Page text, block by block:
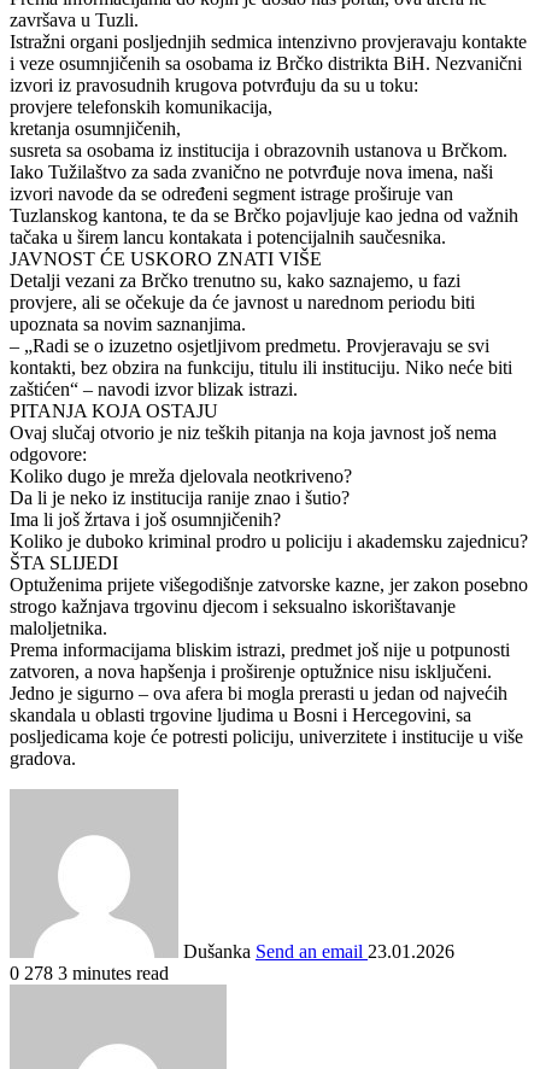
završava u Tuzli.
Istražni organi posljednjih sedmica intenzivno provjeravaju kontakte
i veze osumnjičenih sa osobama iz Brčko distrikta BiH. Nezvanični
izvori iz pravosudnih krugova potvrđuju da su u toku:
provjere telefonskih komunikacija,
kretanja osumnjičenih,
susreta sa osobama iz institucija i obrazovnih ustanova u Brčkom.
Iako Tužilaštvo za sada zvanično ne potvrđuje nova imena, naši
izvori navode da se određeni segment istrage proširuje van
Tuzlanskog kantona, te da se Brčko pojavljuje kao jedna od važnih
tačaka u širem lancu kontakata i potencijalnih saučesnika.
JAVNOST ĆE USKORO ZNATI VIŠE
Detalji vezani za Brčko trenutno su, kako saznajemo, u fazi
provjere, ali se očekuje da će javnost u narednom periodu biti
upoznata sa novim saznanjima.
– „Radi se o izuzetno osjetljivom predmetu. Provjeravaju se svi
kontakti, bez obzira na funkciju, titulu ili instituciju. Niko neće biti
zaštićen“ – navodi izvor blizak istrazi.
PITANJA KOJA OSTAJU
Ovaj slučaj otvorio je niz teških pitanja na koja javnost još nema
odgovore:
Koliko dugo je mreža djelovala neotkriveno?
Da li je neko iz institucija ranije znao i šutio?
Ima li još žrtava i još osumnjičenih?
Koliko je duboko kriminal prodro u policiju i akademsku zajednicu?
ŠTA SLIJEDI
Optuženima prijete višegodišnje zatvorske kazne, jer zakon posebno
strogo kažnjava trgovinu djecom i seksualno iskorištavanje
maloljetnika.
Prema informacijama bliskim istrazi, predmet još nije u potpunosti
zatvoren, a nova hapšenja i proširenje optužnice nisu isključeni.
Jedno je sigurno – ova afera bi mogla prerasti u jedan od najvećih
skandala u oblasti trgovine ljudima u Bosni i Hercegovini, sa
posljedicama koje će potresti policiju, univerzitete i institucije u više
gradova.
Dušanka Send an email 23.01.2026
0 278 3 minutes read